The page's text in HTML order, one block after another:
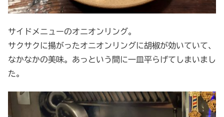
サイドメニューのオニオンリング。
サクサクに揚がったオニオンリングに胡椒が効いていて、
なかなかの美味。あっという間に一皿平らげてしまいまし
た。